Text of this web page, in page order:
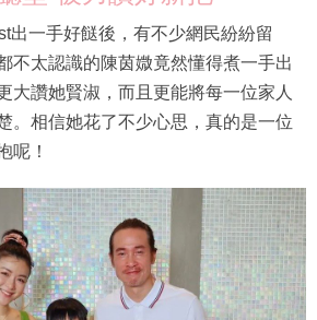
出一手好餸後，有不少網民紛紛留
不太認識的陳茵媺竟然懂得煮一手出
大讚她賢淑，而且更能將每一位家人
。相信她花了不少心思，真的是一位
呢！